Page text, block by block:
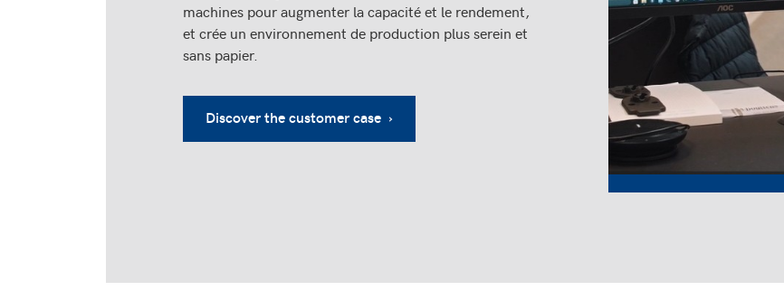
machines pour augmenter la capacité et le rendement,
et crée un environnement de production plus serein et
sans papier.
Discover the customer case ›